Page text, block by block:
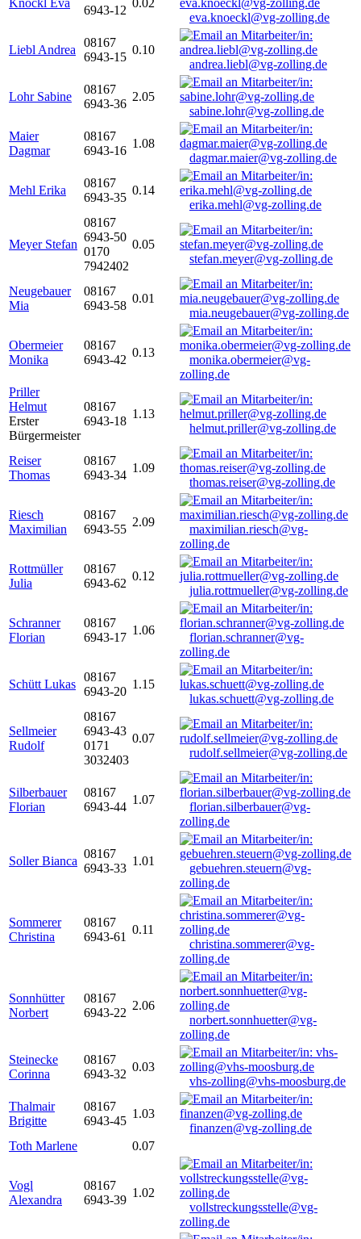
Knöckl Eva
6943-12
0.02
eva.knoeckl@vg-zolling.de
Liebl Andrea
08167
6943-15
0.10
andrea.liebl@vg-zolling.de
Lohr Sabine
08167
6943-36
2.05
sabine.lohr@vg-zolling.de
Maier
Dagmar
08167
6943-16
1.08
dagmar.maier@vg-zolling.de
Mehl Erika
08167
6943-35
0.14
erika.mehl@vg-zolling.de
Meyer Stefan
08167
6943-50
0170
7942402
0.05
stefan.meyer@vg-zolling.de
Neugebauer
Mia
08167
6943-58
0.01
mia.neugebauer@vg-zolling.de
Obermeier
Monika
08167
6943-42
0.13
monika.obermeier@vg-
zolling.de
Priller
Helmut
Erster
Bürgermeister
08167
6943-18
1.13
helmut.priller@vg-zolling.de
Reiser
Thomas
08167
6943-34
1.09
thomas.reiser@vg-zolling.de
Riesch
Maximilian
08167
6943-55
2.09
maximilian.riesch@vg-
zolling.de
Rottmüller
Julia
08167
6943-62
0.12
julia.rottmueller@vg-zolling.de
Schranner
Florian
08167
6943-17
1.06
florian.schranner@vg-
zolling.de
Schütt Lukas
08167
6943-20
1.15
lukas.schuett@vg-zolling.de
Sellmeier
Rudolf
08167
6943-43
0171
3032403
0.07
rudolf.sellmeier@vg-zolling.de
Silberbauer
Florian
08167
6943-44
1.07
florian.silberbauer@vg-
zolling.de
Soller Bianca
08167
6943-33
1.01
gebuehren.steuern@vg-
zolling.de
Sommerer
Christina
08167
6943-61
0.11
christina.sommerer@vg-
zolling.de
Sonnhütter
Norbert
08167
6943-22
2.06
norbert.sonnhuetter@vg-
zolling.de
Steinecke
Corinna
08167
6943-32
0.03
vhs-zolling@vhs-moosburg.de
Thalmair
Brigitte
08167
6943-45
1.03
finanzen@vg-zolling.de
Toth Marlene
0.07
Vogl
Alexandra
08167
6943-39
1.02
vollstreckungsstelle@vg-
zolling.de